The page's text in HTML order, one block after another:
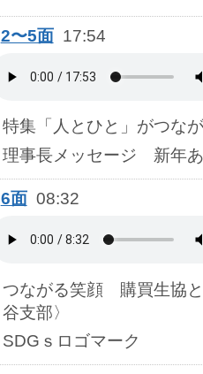
2〜5面 17:54
特集「人とひと」がつな
理事長メッセージ 新年
6面 08:32
つながる笑顔 購買生協
谷支部〉
SDGｓロゴマーク